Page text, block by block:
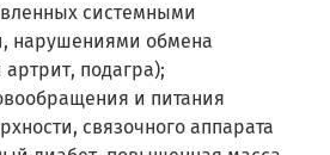
системными
нарушениями обмена
подагра);
и питания
связочного аппарата